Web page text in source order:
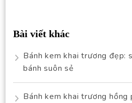
Bài viết khác
Bánh kem khai trương đẹp:
bánh suôn sẻ
Bánh kem khai trương hồng